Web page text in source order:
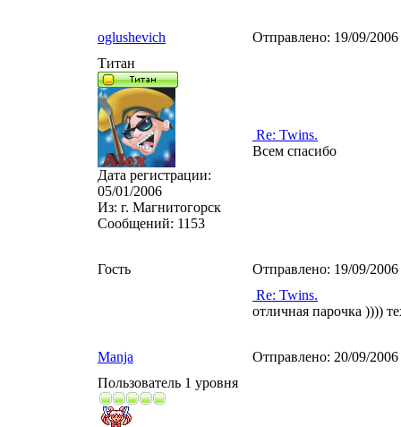
oglushevich Отправлено: 19/09/
Титан
Дата регистрации:
05/01/2006
Из: г. Магнитогорск
Сообщений: 1153
Re: Twins.
Всем спасибо
Гость Отправлено: 19/09/
Re: Twins.
отличная парочка ))))
Manja Отправлено: 20/09/
Пользователь 1 уровня